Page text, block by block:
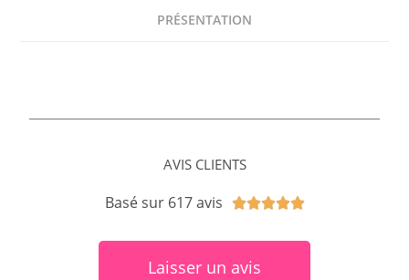
PRÉSENTATION
AVIS CLIENTS
Basé sur 617 avis 
Laisser un avis